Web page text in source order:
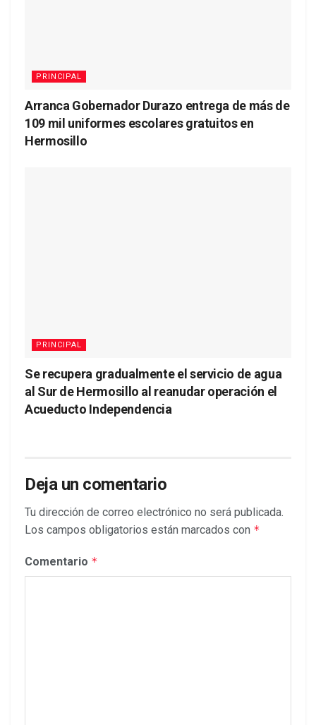
PRINCIPAL
Arranca Gobernador Durazo entrega de más de
109 mil uniformes escolares gratuitos en
Hermosillo
PRINCIPAL
Se recupera gradualmente el servicio de agua
al Sur de Hermosillo al reanudar operación el
Acueducto Independencia
Deja un comentario
Tu dirección de correo electrónico no será publicada.
Los campos obligatorios están marcados con *
Comentario *